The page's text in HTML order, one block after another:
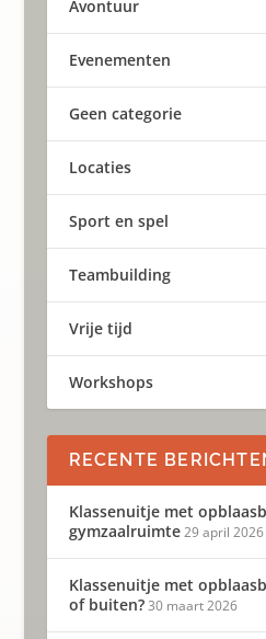
Avontuur
Evenementen
Geen categorie
Locaties
Sport en spel
Teambuilding
Vrije tijd
Workshops
RECENTE
Klassenuitje met
gymzaalruimte 29 april 2026
Klassenuitje met
of buiten? 30 maart 2026